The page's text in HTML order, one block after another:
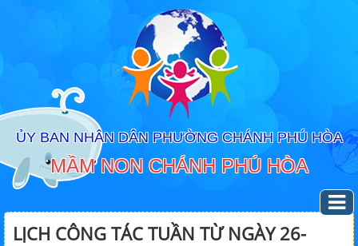
ỦY BAN NHÂN DÂN PHƯỜNG CHÁNH PHÚ HÒA
MẦM NON CHÁNH PHÚ HÒA
LỊCH CÔNG TÁC TUẦN TỪ NGÀY 26-